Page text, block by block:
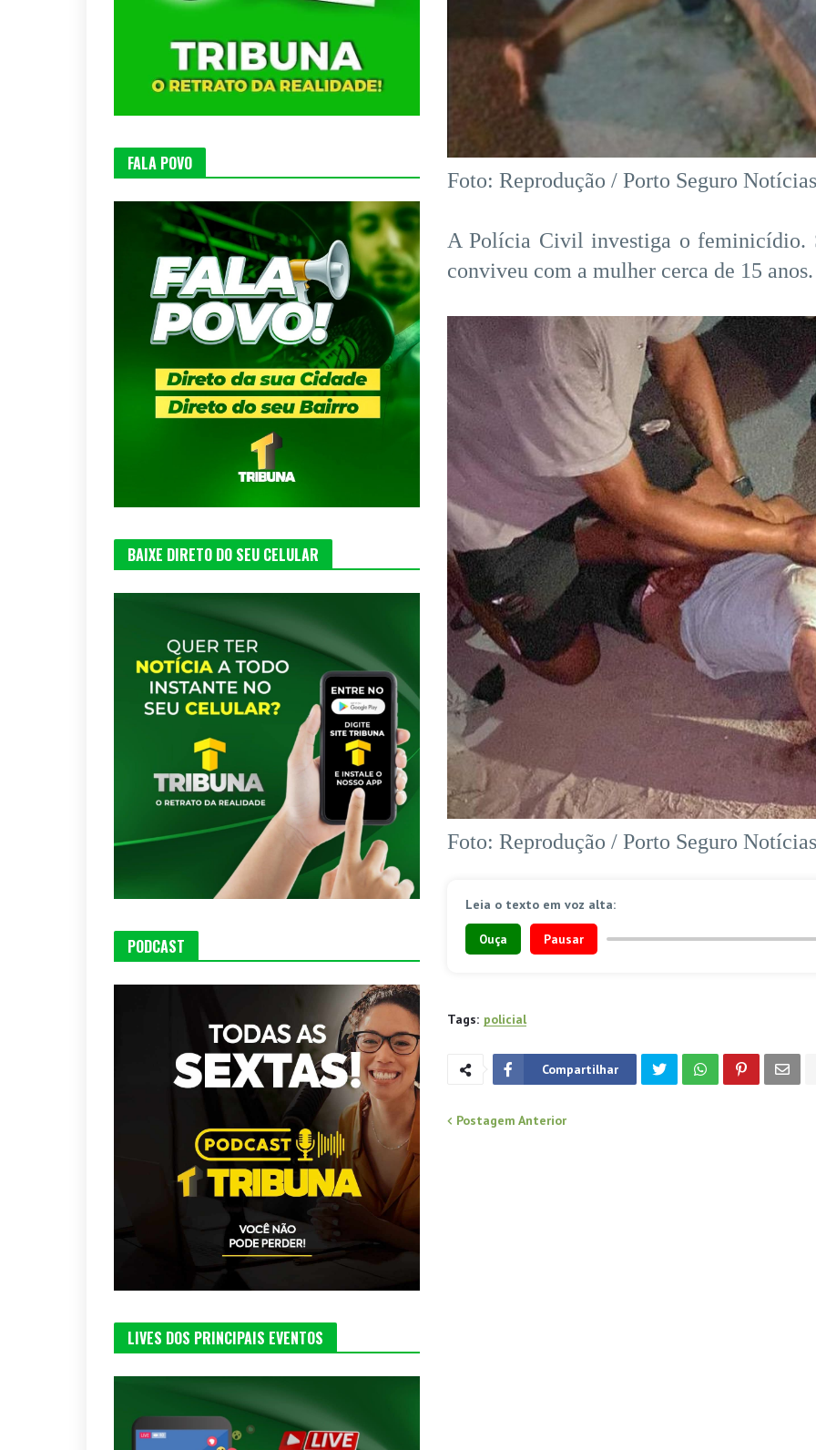
Foto: Reprodução / Porto Seguro Notícias
A Polícia Civil investiga o feminicídio.
conviveu com a mulher cerca de 15 anos.
Foto: Reprodução / Porto Seguro Notícias
Leia o texto em voz alta:
Ouça Pausar
Tags: policial
Compartilhar
Postagem Anterior
FALA POVO
BAIXE DIRETO DO SEU CELULAR
PODCAST
LIVES DOS PRINCIPAIS EVENTOS